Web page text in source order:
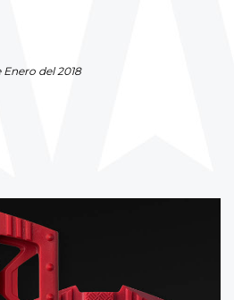
Enero del 2018